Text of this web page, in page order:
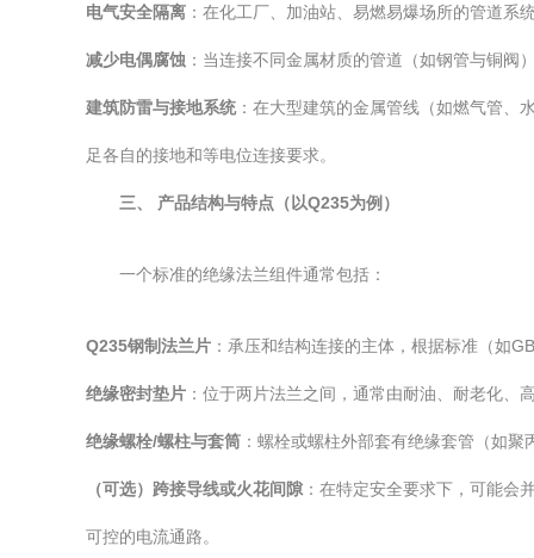
电气安全隔离 ：在化工厂、加油站、易燃易爆场所的管道
减少电偶腐蚀 ：当连接不同金属材质的管道（如钢管与铜
建筑防雷与接地系统：在大型建筑的金属管线（如燃气管、
足各自的接地和等电位连接要求。
三、 产品结构与特点（以Q235为例）
一个标准的绝缘法兰组件通常包括：
Q235钢制法兰片 ：承压和结构连接的主体，根据标准（如
绝缘密封垫片 ：位于两片法兰之间，通常由耐油、耐老化
绝缘螺栓/螺柱与套筒 ：螺栓或螺柱外部套有绝缘套管（如
（可选）跨接导线或火花间隙 ：在特定安全要求下，可能会
可控的电流通路。